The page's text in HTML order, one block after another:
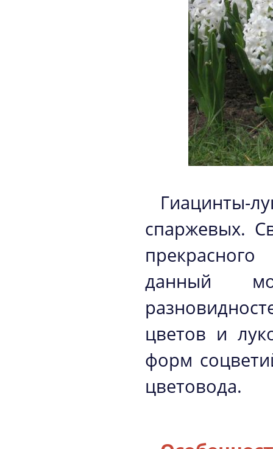
спаржевых.
данный
цветов и
форм
цветовода.